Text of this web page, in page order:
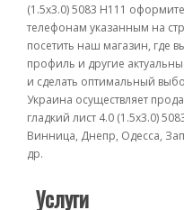
(1.5х3.0) 5083 Н111
телефонам указанным на
посетить наш магазин, где
профиль и другие
и сделать оптимальный
Украина осуществляет
гладкий лист 4.0 (1.5х3.0)
Винница, Днепр, Одесса,
др.
Услуги